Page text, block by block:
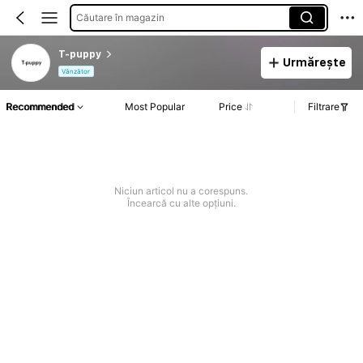
Căutare în magazin
T-puppy
Vânzător
Urmărește
Recommended Most Popular Price Filtrare
Niciun articol nu a corespuns.
Încearcă cu alte opțiuni.